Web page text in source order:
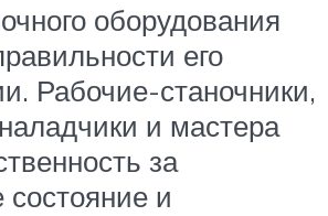
оборудования
его
Рабочие-станочники,
и мастера
за
состояние и